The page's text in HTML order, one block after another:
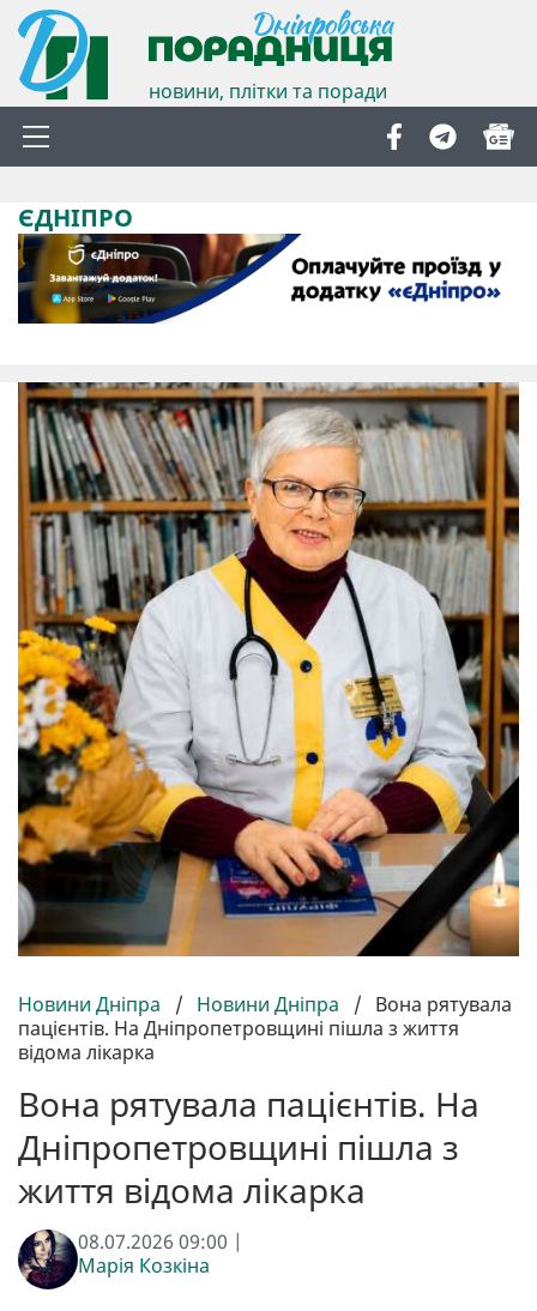
новини, плітки та поради
ЄДНІПРО
Новини Дніпра / Новини Дніпра / Вона рятувала
пацієнтів. На Дніпропетровщині пішла з життя
відома лікарка
Вона рятувала пацієнтів. На
Дніпропетровщині пішла з
життя відома лікарка
08.07.2026 09:00 |
Марія Козкіна